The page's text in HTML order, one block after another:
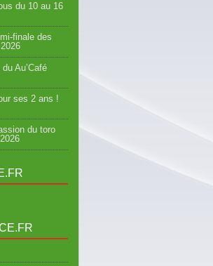
du 10 au 16
finale des
Au’Café
ses 2 ans !
du toro